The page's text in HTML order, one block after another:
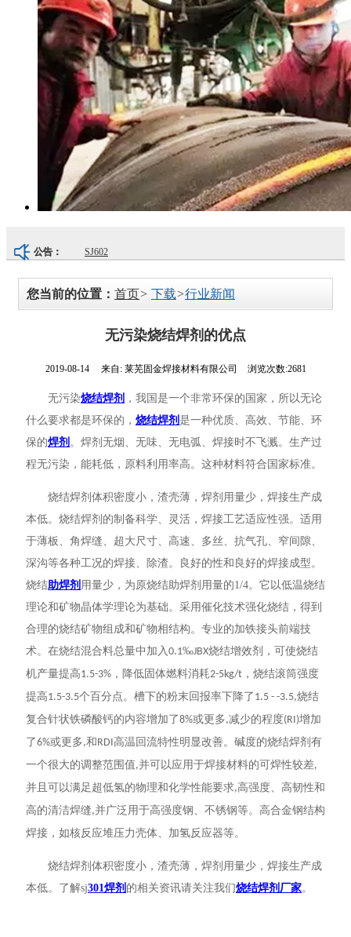
公告： SJ602
GJ-SJ302烧结焊剂
烧结焊剂
您当前的位置： 首页> 下载>行业新闻
无污染烧结焊剂的优点
2019-08-14 来自: 莱芜固金焊接材料有限公司 浏览次数:2681
无污染烧结焊剂 ， 我国是一个非常环保的国家，所以无论
什么要求都是环保的， 烧结焊剂 是一种优质、高效、节能、环
保的焊剂 。焊剂无烟、无味、无电弧、焊接时不飞溅。生产过
程无污染，能耗低，原料利用率高。这种材料符合国家标准。
烧结焊剂体积密度小，渣壳薄，焊剂用量少，焊接生产成
本低。烧结焊剂的制备科学、灵活，焊接工艺适应性强。适用
于薄板、角焊缝、超大尺寸、高速、多丝、抗气孔、窄间隙、
深沟等各种工况的焊接、除渣。良好的性和良好的焊接成型。
烧结助焊剂 用量少，为原烧结助焊剂用量的1/4。它以低温烧结
理论和矿物晶体学理论为基础。采用催化技术强化烧结，得到
合理的烧结矿物组成和矿物相结构。专业的加铁接头前端技
术。在烧结混合料总量中加入0.1‰JBX烧结增效剂，可使烧结
机产量提高1.5-3% ，降低固体燃料消耗2-5kg/t ，烧结滚筒强度
提高1.5-3.5个百分点。槽下的粉末回报率下降了 1.5 - -3.5,烧结
复合针状铁磷酸钙的内容增加了8%或更多,减少的程度(RI)增加
了6%或更多,和 RDI高温回流特性明显改善。碱度的烧结焊剂有
一个很大的调整范围值,并可以应用于焊接材料的可焊性较差,
并且可以满足超低氢的物理和化学性能要求,高强度、高韧性和
高的清洁焊缝,并广泛用于高强度钢、不锈钢等。高合金钢结构
焊接，如核反应堆压力壳体、加氢反应器等。
烧结焊剂体积密度小，渣壳薄，焊剂用量少，焊接生产成
本低。了解sj301焊剂 的相关资讯请关注我们烧结焊剂厂家。